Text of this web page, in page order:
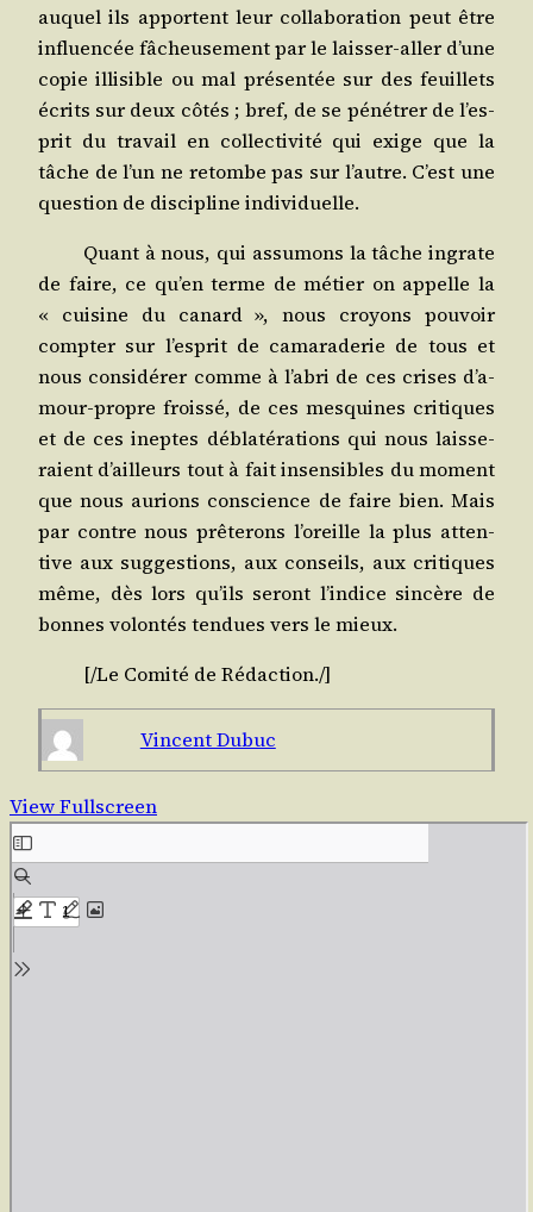
auquel ils apportent leur col­la­bo­ra­tion peut être
influen­cée fâcheu­se­ment par le lais­ser-aller d’une
copie illi­sible ou mal pré­sen­tée sur des feuillets
écrits sur deux côtés ; bref, de se péné­trer de l’es­
prit du tra­vail en col­lec­ti­vi­té qui exige que la
tâche de l’un ne retombe pas sur l’autre. C’est une
ques­tion de dis­ci­pline individuelle.
Quant à nous, qui assu­mons la tâche ingrate
de faire, ce qu’en terme de métier on appelle la
« cui­sine du canard », nous croyons pou­voir
comp­ter sur l’es­prit de cama­ra­de­rie de tous et
nous consi­dé­rer comme à l’a­bri de ces crises d’a­
mour-propre frois­sé, de ces mes­quines cri­tiques
et de ces ineptes débla­té­ra­tions qui nous lais­se­
raient d’ailleurs tout à fait insen­sibles du moment
que nous aurions conscience de faire bien. Mais
par contre nous prê­te­rons l’o­reille la plus atten­
tive aux sug­ges­tions, aux conseils, aux cri­tiques
même, dès lors qu’ils seront l’in­dice sin­cère de
bonnes volon­tés ten­dues vers le mieux.
[/​Le Comi­té de Rédaction./]
Vincent Dubuc
View Fullscreen